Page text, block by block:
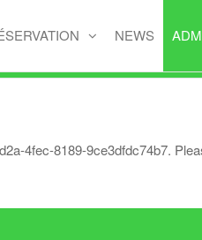
NEWS
4fec-8189-9ce3dfdc74b7.